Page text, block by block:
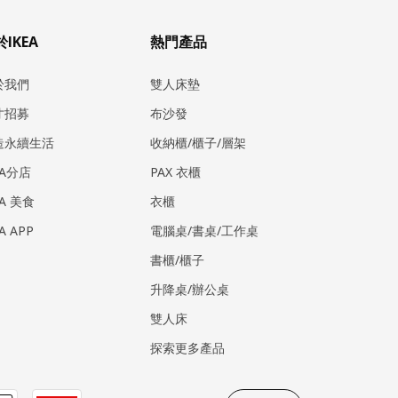
IKEA
我們
招募
永續生活
分店
美食
APP
熱門產品
雙人床墊
布沙發
收納櫃/櫃子/層架
PAX 衣櫃
衣櫃
電腦桌/書桌/工作桌
書櫃/櫃子
升降桌/辦公桌
雙人床
探索更多產品